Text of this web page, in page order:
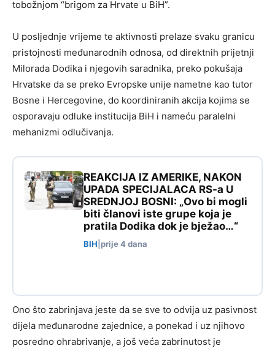
tobožnjom “brigom za Hrvate u BiH”.
U posljednje vrijeme te aktivnosti prelaze svaku granicu
pristojnosti međunarodnih odnosa, od direktnih prijetnji
Milorada Dodika i njegovih saradnika, preko pokušaja
Hrvatske da se preko Evropske unije nametne kao tutor
Bosne i Hercegovine, do koordiniranih akcija kojima se
osporavaju odluke institucija BiH i nameću paralelni
mehanizmi odlučivanja.
REAKCIJA IZ AMERIKE, NAKON
UPADA SPECIJALACA RS-a U
SREDNJOJ BOSNI: „Ovo bi mogli
biti članovi iste grupe koja je
pratila Dodika dok je bježao…“
BIH prije 4 dana
Ono što zabrinjava jeste da se sve to odvija uz pasivnost
dijela međunarodne zajednice, a ponekad i uz njihovo
posredno ohrabrivanje, a još veća zabrinutost je